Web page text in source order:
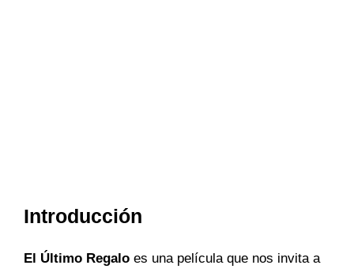
Introducción
El Último Regalo es una película que nos invita a